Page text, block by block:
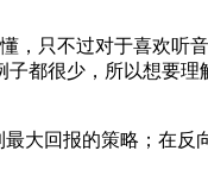
，只不过对于喜欢听
子都很少，所以想要
大回报的策略；在反